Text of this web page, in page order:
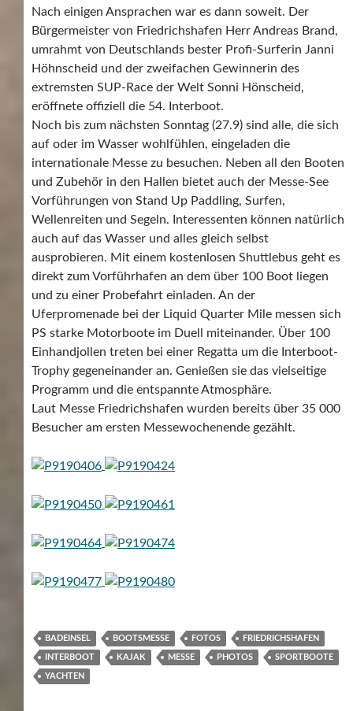
Nach einigen Ansprachen war es dann soweit. Der
Bürgermeister von Friedrichshafen Herr Andreas Brand,
umrahmt von Deutschlands bester Profi-Surferin Janni
Höhnscheid und der zweifachen Gewinnerin des
extremsten SUP-Race der Welt Sonni Hönscheid,
eröffnete offiziell die 54. Interboot.
Noch bis zum nächsten Sonntag (27.9) sind alle, die sich
auf oder im Wasser wohlfühlen, eingeladen die
internationale Messe zu besuchen. Neben all den Booten
und Zubehör in den Hallen bietet auch der Messe-See
Vorführungen von Stand Up Paddling, Surfen,
Wellenreiten und Segeln. Interessenten können natürlich
auch auf das Wasser und alles gleich selbst
ausprobieren. Mit einem kostenlosen Shuttlebus geht es
direkt zum Vorführhafen an dem über 100 Boot liegen
und zu einer Probefahrt einladen. An der
Uferpromenade bei der Liquid Quarter Mile messen sich
PS starke Motorboote im Duell miteinander. Über 100
Einhandjollen treten bei einer Regatta um die Interboot-
Trophy gegeneinander an. Genießen sie das vielseitige
Programm und die entspannte Atmosphäre.
Laut Messe Friedrichshafen wurden bereits über 35 000
Besucher am ersten Messewochenende gezählt.
BADEINSEL BOOTSMESSE FOTOS FRIEDRICHSHAFEN
INTERBOOT KAJAK MESSE PHOTOS SPORTBOOTE
YACHTEN